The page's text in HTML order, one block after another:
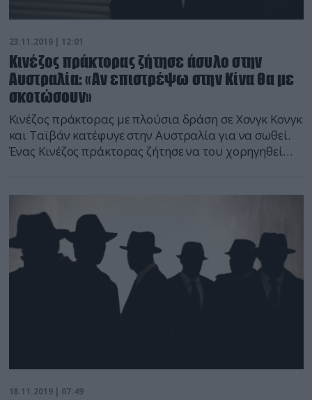
23.11.2019 | 12:01
Κινέζος πράκτορας ζήτησε άσυλο στην
Αυστραλία: «Αν επιστρέψω στην Κίνα θα με
σκοτώσουν»
Κινέζος πράκτορας με πλούσια δράση σε Χονγκ Κονγκ
και Ταϊβάν κατέφυγε στην Αυστραλία για να σωθεί.
Ένας Κινέζος πράκτορας ζήτησε να του χορηγηθεί
παρέμβασης του Πεκίνου στο Χονγκ Κονγκ, την
Ταϊβάν και την Αυστραλία, αναφέρουν σήμερα
αυστραλιανά μέσα ενημέρωσης. Σύμφωνα με τις
εφημερίδες του ομίλου Nine, […]
18.11.2019 | 07:49